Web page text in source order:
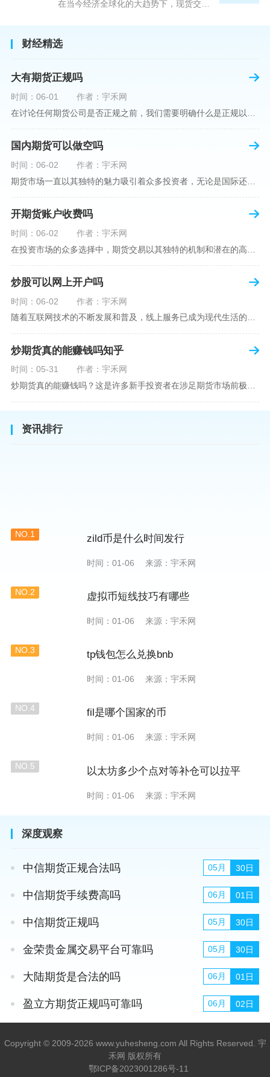
财经精选
大有期货正规吗
时间：06-01
作者：宇禾网
国内期货可以做空吗
时间：06-02
作者：宇禾网
期货市场一直以其独特的魅力吸引着众多投资者，无论是国际还是国内场景下，其波澜壮阔的市场行情都给予了投资者无限遐想。今天，我们将深入探讨一个特别的问题——"国内期货可以做空吗"？这个问题不仅关乎投资者的策略布局，更涉及到期货市场机制的基本理解。在深入探讨之前，我们首先需要明确几个期货市场的基础概念。期货，是指在标准化合约基础上，双方承诺在未来某一特定时间以约定价格买卖一定数量的商品或金融产品的合约。它允訸投资者通过买入（做多）或卖出（做空）合约来预测未来价格的变动。我们来揭开国
开期货账户收费吗
时间：06-02
作者：宇禾网
炒股可以网上开户吗
时间：06-02
作者：宇禾网
随着互联网技术的不断发展和普及，线上服务已成为现代生活的一部分。在金融市场方面，炒股已不再是股票交易所和证券公司营业大厅的专利，网上开户成为了一种便捷的选择。本文旨在详细介绍网上炒股开户的流程、优点以及注意事项，助您更好地了解和踏入线上股票交易的大门。网上开户，即通过互联网申请并完成证券账户及资金账户的开设过程，允许投资者在电子设备上进行股票、债券等金融工具的交易。随着移动支付和电子认证技术的进步，网上开户过程已经变得非常快捷和安全。选择证券公司：您需要选择一家提供网上开户服
炒期货真的能赚钱吗知乎
时间：05-31
作者：宇禾网
炒期货真的能赚钱吗？这是许多新手投资者在涉足期货市场前极力寻求答案的问题。期货作为一种金融衍生品，它不仅具有高杠杆的特性，同时也伴随着高风险。在知乎这样一个汇聚各领域专业人士分享知识和经验的平台上，我们可以找到关于炒期货赚钱问题的多角度解读。本文将深入探讨炒期货能否赚钱的问题，并结合知乎上的真实案例分析和专业观点，帮助读者形成自己的看法。在讨论是否能通过炒期货赚钱之前，我们首先需要理解期货市场的基本机制。期货，是一种标准化的、具有法律约束力的合约，涉及在未来某个特定时间以特定
资讯排行
NO.1 zild币是什么时间发行
时间：01-06 来源：宇禾网
NO.2 虚拟币短线技巧有哪些
时间：01-06 来源：宇禾网
NO.3 tp钱包怎么兑换bnb
时间：01-06 来源：宇禾网
NO.4 fil是哪个国家的币
时间：01-06 来源：宇禾网
NO.5 以太坊多少个点对等补仓可以拉平
时间：01-06 来源：宇禾网
深度观察
中信期货正规合法吗 05月 30日
中信期货手续费高吗 06月 01日
中信期货正规吗 05月 30日
金荣贵金属交易平台可靠吗 05月 30日
大陆期货是合法的吗 06月 01日
盈立方期货正规吗可靠吗 06月 02日
Copyright © 2009-2026 www.yuhesheng.com All Rights Reserved. 宇
禾网 版权所有
鄂ICP备2023001286号-11